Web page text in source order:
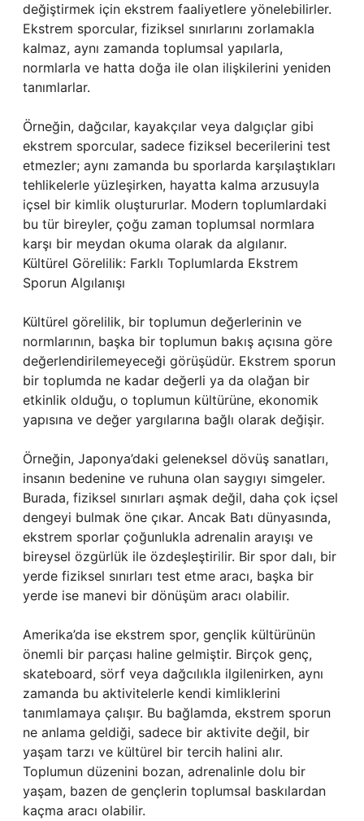
değiştirmek için ekstrem faaliyetlere yönelebilirler.
Ekstrem sporcular, fiziksel sınırlarını zorlamakla
kalmaz, aynı zamanda toplumsal yapılarla,
normlarla ve hatta doğa ile olan ilişkilerini yeniden
tanımlarlar.
Örneğin, dağcılar, kayakçılar veya dalgıçlar gibi
ekstrem sporcular, sadece fiziksel becerilerini test
etmezler; aynı zamanda bu sporlarda karşılaştıkları
tehlikelerle yüzleşirken, hayatta kalma arzusuyla
içsel bir kimlik oluştururlar. Modern toplumlardaki
bu tür bireyler, çoğu zaman toplumsal normlara
karşı bir meydan okuma olarak da algılanır.
Kültürel Görelilik: Farklı Toplumlarda Ekstrem
Sporun Algılanışı
Kültürel görelilik, bir toplumun değerlerinin ve
normlarının, başka bir toplumun bakış açısına göre
değerlendirilemeyeceği görüşüdür. Ekstrem sporun
bir toplumda ne kadar değerli ya da olağan bir
etkinlik olduğu, o toplumun kültürüne, ekonomik
yapısına ve değer yargılarına bağlı olarak değişir.
Örneğin, Japonya’daki geleneksel dövüş sanatları,
insanın bedenine ve ruhuna olan saygıyı simgeler.
Burada, fiziksel sınırları aşmak değil, daha çok içsel
dengeyi bulmak öne çıkar. Ancak Batı dünyasında,
ekstrem sporlar çoğunlukla adrenalin arayışı ve
bireysel özgürlük ile özdeşleştirilir. Bir spor dalı, bir
yerde fiziksel sınırları test etme aracı, başka bir
yerde ise manevi bir dönüşüm aracı olabilir.
Amerika’da ise ekstrem spor, gençlik kültürünün
önemli bir parçası haline gelmiştir. Birçok genç,
skateboard, sörf veya dağcılıkla ilgilenirken, aynı
zamanda bu aktivitelerle kendi kimliklerini
tanımlamaya çalışır. Bu bağlamda, ekstrem sporun
ne anlama geldiği, sadece bir aktivite değil, bir
yaşam tarzı ve kültürel bir tercih halini alır.
Toplumun düzenini bozan, adrenalinle dolu bir
yaşam, bazen de gençlerin toplumsal baskılardan
kaçma aracı olabilir.